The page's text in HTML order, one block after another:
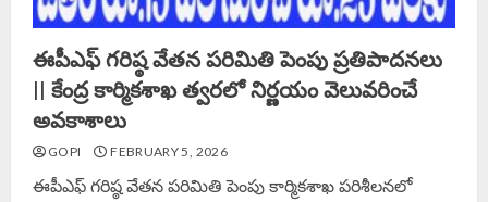
ఈపీఎఫ్‌ గరిష్ఠ వేతన పరిమితి పెంపు ప్రతిపాదనలు
|| కేంద్ర కార్మికశాఖ త్వరలో నిర్ణయం వెలువరించే
అవకాశాలు
GOPI FEBRUARY 5, 2026
ఈపీఎఫ్‌ గరిష్ఠ వేతన పరిమితి పెంపు కార్మికశాఖ పరిశీలనలో